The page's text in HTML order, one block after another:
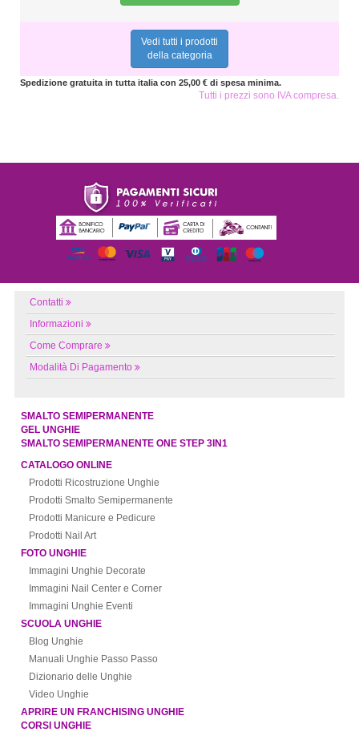
Vedi tutti i prodotti
della categoria
Spedizione gratuita in tutta italia con 25,00 € di spesa minima.
Tutti i prezzi sono IVA compresa.
Contatti
Informazioni
Come Comprare
Modalità Di Pagamento
SMALTO SEMIPERMANENTE
GEL UNGHIE
SMALTO SEMIPERMANENTE ONE STEP 3IN1
CATALOGO ONLINE
Prodotti Ricostruzione Unghie
Prodotti Smalto Semipermanente
Prodotti Manicure e Pedicure
Prodotti Nail Art
FOTO UNGHIE
Immagini Unghie Decorate
Immagini Nail Center e Corner
Immagini Unghie Eventi
SCUOLA UNGHIE
Blog Unghie
Manuali Unghie Passo Passo
Dizionario delle Unghie
Video Unghie
APRIRE UN FRANCHISING UNGHIE
CORSI UNGHIE